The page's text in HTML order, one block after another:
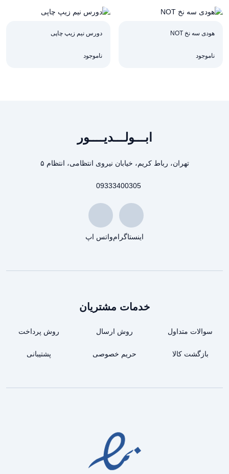
هودی سه نخ NOT
ناموجود
دورس نیم زیپ چاپی
ناموجود
ابـــولـــدیــــور
تهران، رباط کریم، خیابان نیروی انتظامی، انتظام ۵
09333400305
اینستاگرامواتس اپ
خدمات مشتریان
سوالات متداول روش ارسال روش پرداخت
بازگشت کالا حریم خصوصی پشتیبانی